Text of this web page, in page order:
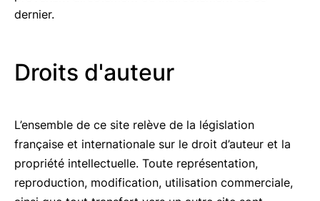
dernier.
Droits d'auteur
L’ensemble de ce site relève de la législation
française et internationale sur le droit d’auteur et la
propriété intellectuelle. Toute représentation,
reproduction, modification, utilisation commerciale,